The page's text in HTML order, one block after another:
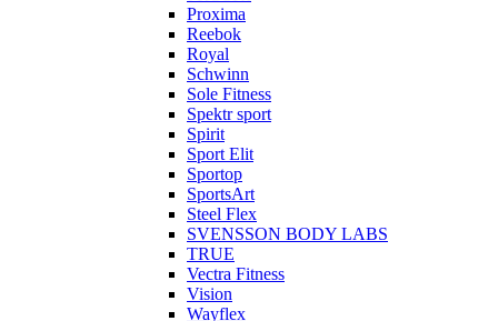
Proxima
Reebok
Royal
Schwinn
Sole Fitness
Spektr sport
Spirit
Sport Elit
Sportop
SportsArt
Steel Flex
SVENSSON BODY LABS
TRUE
Vectra Fitness
Vision
Wayflex